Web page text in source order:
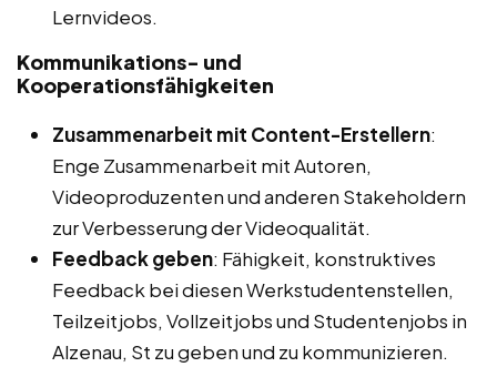
Lernvideos.
Kommunikations- und
Kooperationsfähigkeiten
Zusammenarbeit mit Content-Erstellern:
Enge Zusammenarbeit mit Autoren,
Videoproduzenten und anderen Stakeholdern
zur Verbesserung der Videoqualität.
Feedback geben: Fähigkeit, konstruktives
Feedback bei diesen Werkstudentenstellen,
Teilzeitjobs, Vollzeitjobs und Studentenjobs in
Alzenau, St zu geben und zu kommunizieren.